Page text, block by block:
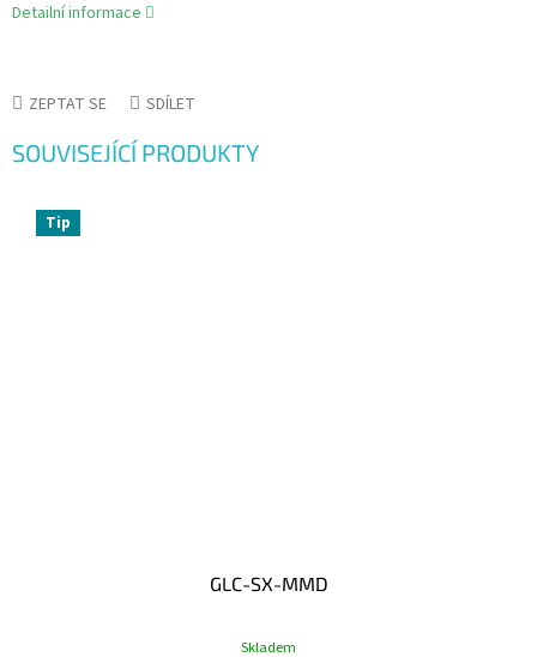
Detailní informace
ZEPTAT SE SDÍLET
SOUVISEJÍCÍ PRODUKTY
Tip
GLC-SX-MMD
Skladem